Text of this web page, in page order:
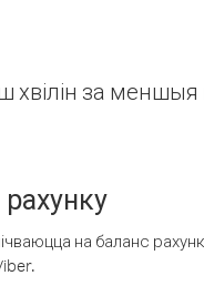
хвілін за
на баланс